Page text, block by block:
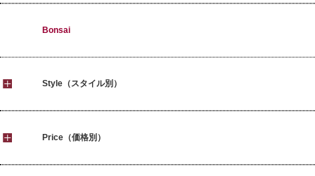
Bonsai
Style（スタイル別）
Price（価格別）